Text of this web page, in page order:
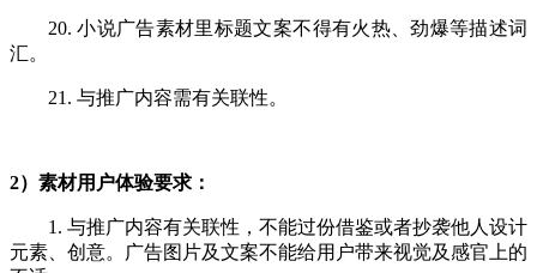
20. 小说广告素材里标题文案不得有火热、劲爆等描述词
汇。
21. 与推广内容需有关联性。
2）素材用户体验要求：
1. 与推广内容有关联性，不能过份借鉴或者抄袭他人设计
元素、创意。广告图片及文案不能给用户带来视觉及感官上的